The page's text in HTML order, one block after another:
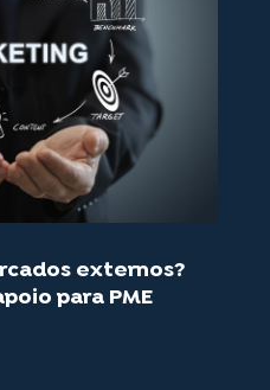
externos?
para PME